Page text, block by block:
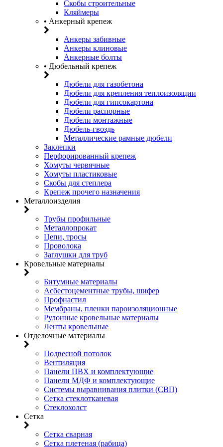
Скобы строительные
Кляймеры
• Анкерный крепеж
Анкеры забивные
Анкеры клиновые
Анкерные болты
• Дюбельный крепеж
Дюбели для газобетона
Дюбели для крепления теплоизоляции
Дюбели для гипсокартона
Дюбели распорные
Дюбели монтажные
Дюбель-гвоздь
Металлические рамные дюбели
Заклепки
Перфорированный крепеж
Хомуты червячные
Хомуты пластиковые
Скобы для степлера
Крепеж прочего назначения
Металлоизделия
Трубы профильные
Металлопрокат
Цепи, тросы
Проволока
Заглушки для труб
Кровельные материалы
Битумные материалы
Асбестоцементные трубы, шифер
Профнастил
Мембраны, пленки пароизоляционные
Рулонные кровельные материалы
Ленты кровельные
Отделочные материалы
Подвесной потолок
Вентиляция
Панели ПВХ и комплектующие
Панели МДФ и комплектующие
Системы выравнивания плитки (СВП)
Сетка стеклотканевая
Стеклохолст
Сетка
Сетка сварная
Сетка плетеная (рабица)